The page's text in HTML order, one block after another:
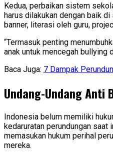
Kedua, perbaikan sistem
harus dilakukan dengan baik
banner, literasi oleh guru,
“Termasuk penting
anak untuk mencegah bullying
Baca Juga: 7 Dampak
Undang-Undang Anti
Indonesia belum memiliki
kedaruratan perundungan saat
memasukan hukum perihal
mereka.